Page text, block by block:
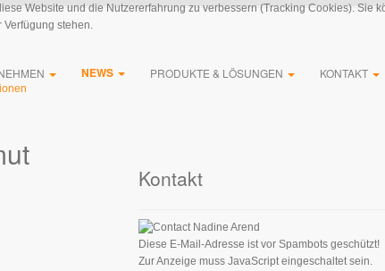
NEWS PRODUKTE & LÖSUNGEN KONTAKT
Kontakt
Nadine Arend
Diese E-Mail-Adresse ist vor Spambots geschützt!
Zur Anzeige muss JavaScript eingeschaltet sein.
Website und die Nutzererfahrung zu verbessern (Tracking Cookies). Sie
stehen.